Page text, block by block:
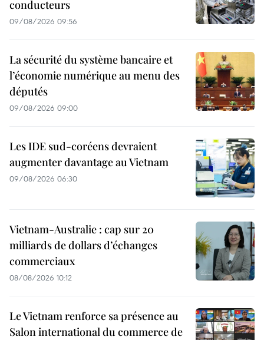
conducteurs
09/08/2026 09:56
La sécurité du système bancaire et
l’économie numérique au menu des
députés
09/08/2026 09:00
Les IDE sud-coréens devraient
augmenter davantage au Vietnam
09/08/2026 06:30
Vietnam-Australie : cap sur 20
milliards de dollars d’échanges
commerciaux
08/08/2026 10:12
Le Vietnam renforce sa présence au
Salon international du commerce de